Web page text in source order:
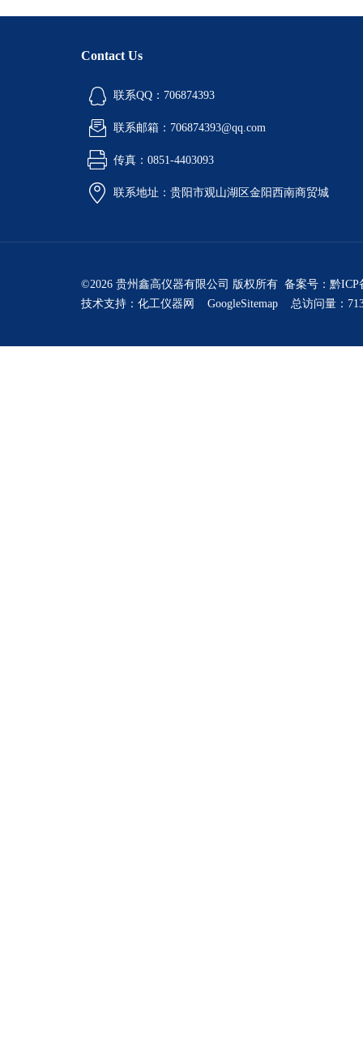
Contact Us
联系QQ：706874393
联系邮箱：706874393@qq.com
传真：0851-4403093
联系地址：贵阳市观山湖区金阳西南商贸城
©2026 贵州鑫高仪器有限公司 版权所有 备案号： 黔ICP
技术支持： 化工仪器网 GoogleSitemap 总访问量：